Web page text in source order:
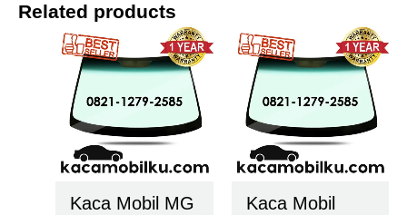
Related products
Kaca Mobil MG
Kaca Mobil